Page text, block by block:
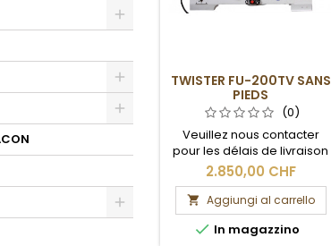
Toggle
Toggle
TWISTER FU-200TV SANS
PIEDS
(0)
Veuillez nous contacter
pour les délais de livraison
et les frais de port.
2.850,00 CHF
 Aggiungi al carrello
 In magazzino